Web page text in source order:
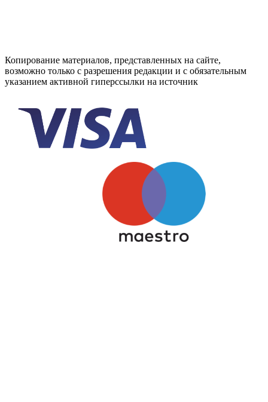
Копирование материалов, представленных на сайте,
возможно только с разрешения редакции и с обязательным
указанием активной гиперссылки на источник